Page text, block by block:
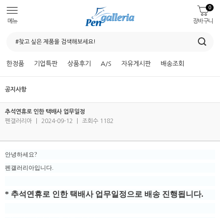
메뉴 장바구니
0
한정품 기업특판 상품후기 A/S 자유게시판 배송조회
공지사항
추석연휴로 인한 택배사 업무일정
펜갤러리아
2024-09-12 조회수 1182
안녕하세요?
펜갤러리아입니다.
* 추석연휴로 인한 택배사 업무일정으로 배송 진행됩니다.